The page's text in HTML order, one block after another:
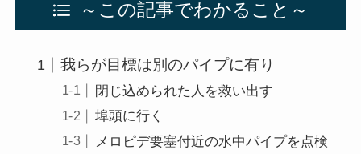
～この記事でわかること～
我らが目標は別のパイプに有り
閉じ込められた人を救い出す
埠頭に行く
メロピデ要塞付近の水中パイプを点検